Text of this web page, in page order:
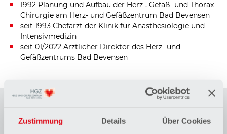
Zustimmung Details Über Cookies
1992 Planung und Aufbau der Herz-, Gefäß- und Thorax-
Chirurgie am Herz- und Gefäßzentrum Bad Bevensen
seit 1993 Chefarzt der Klinik für Anästhesiologie und
Intensivmedizin
seit 01/2022 Ärztlicher Direktor des Herz- und
Gefäßzentrums Bad Bevensen